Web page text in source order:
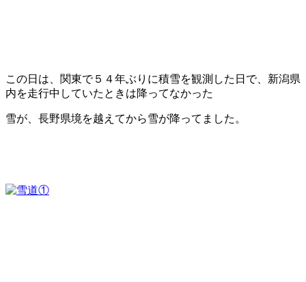
この日は、関東で５４年ぶりに積雪を観測した日で、新潟県
内を走行中していたときは降ってなかった
雪が、長野県境を越えてから雪が降ってました。